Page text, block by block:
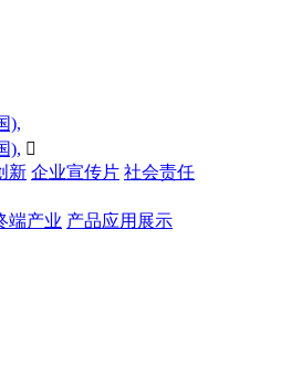
),
), 
新 企业宣传片 社会责任
端产业 产品应用展示